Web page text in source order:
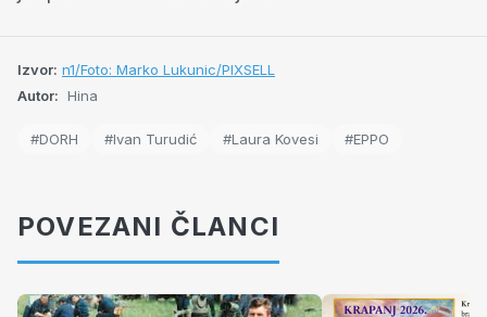
Izvor: n1/Foto: Marko Lukunic/PIXSELL
Autor: Hina
#DORH #Ivan Turudić #Laura Kovesi #EPPO
POVEZANI ČLANCI